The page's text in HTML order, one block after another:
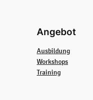
Angebot
Ausbildung
Workshops
Training